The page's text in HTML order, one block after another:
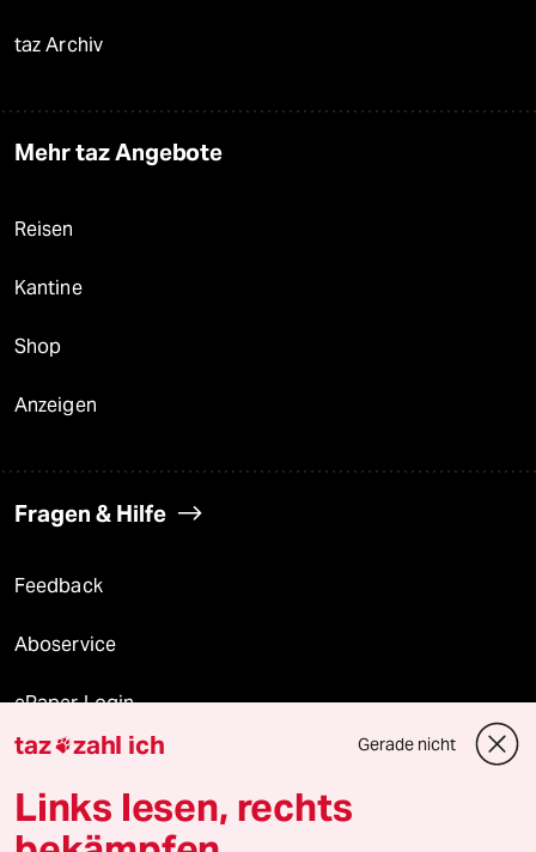
taz Archiv
Mehr taz Angebote
Reisen
Kantine
Shop
Anzeigen
Fragen & Hilfe
Feedback
Aboservice
ePaper Login
Downloads für Abonnierende
taz zahl ich Gerade nicht
Links lesen, rechts